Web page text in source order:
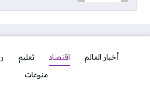
أخبار العالم اقتصاد تعليم
منوعات